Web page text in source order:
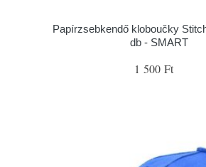
Papírzsebkendő kloboučky
db - SMART
1 500 Ft